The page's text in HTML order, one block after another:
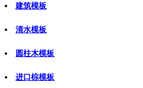
建筑模板
清水模板
圆柱木模板
进口棕模板